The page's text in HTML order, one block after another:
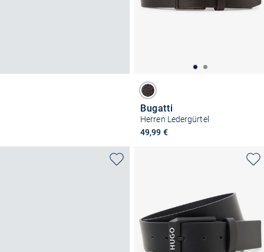
Bugatti
Herren Ledergürtel
49,99 €